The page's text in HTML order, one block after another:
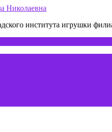
института игрушки